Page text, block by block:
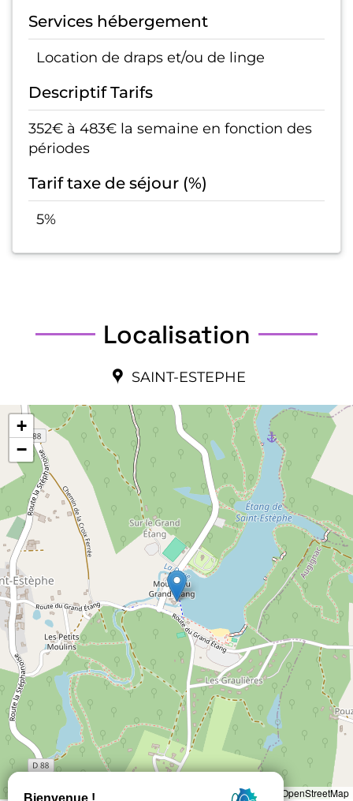
Services hébergement
Location de draps et/ou de linge
Descriptif Tarifs
352€ à 483€ la semaine en fonction des
périodes
Tarif taxe de séjour (%)
5%
Localisation
SAINT-ESTEPHE
+
−
Leaflet OpenStreetMap